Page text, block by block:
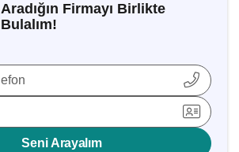
Aradığın Firmayı Birlikte
Bulalım!
Seni Arayalım